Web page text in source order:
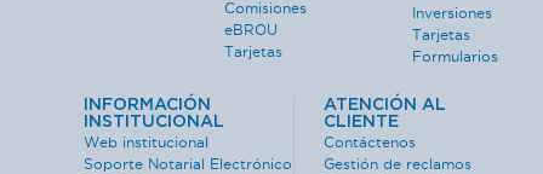
Comisiones
eBROU
Tarjetas
Inversiones
Tarjetas
Formularios
INFORMACIÓN
INSTITUCIONAL
Web institucional
Soporte Notarial Electrónico
ATENCIÓN AL
CLIENTE
Contáctenos
Gestión de reclamos